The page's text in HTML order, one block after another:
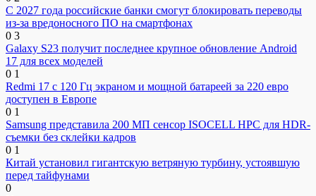
С 2027 года российские банки смогут блокировать переводы
из-за вредоносного ПО на смартфонах
0 3
Galaxy S23 получит последнее крупное обновление Android
17 для всех моделей
0 1
Redmi 17 с 120 Гц экраном и мощной батареей за 220 евро
доступен в Европе
0 1
Samsung представила 200 МП сенсор ISOCELL HPC для HDR-
съемки без склейки кадров
0 1
Китай установил гигантскую ветряную турбину, устоявшую
перед тайфунами
0